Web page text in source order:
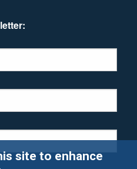
site to enhance